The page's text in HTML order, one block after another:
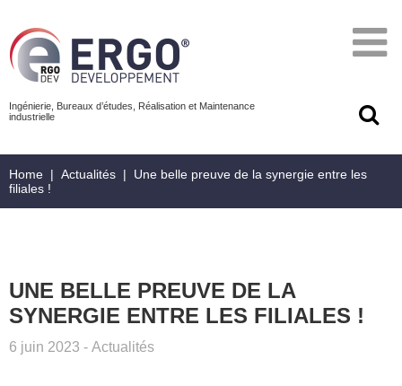
Ingénierie, Bureaux d’études, Réalisation et Maintenance
industrielle
Home | Actualités | Une belle preuve de la synergie entre les
filiales !
UNE BELLE PREUVE DE LA
SYNERGIE ENTRE LES FILIALES !
6 juin 2023 - Actualités